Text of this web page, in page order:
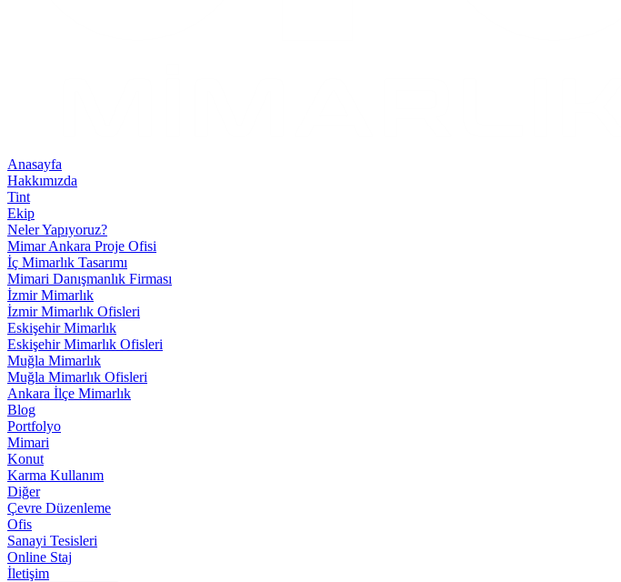
Anasayfa
Hakkımızda
Tint
Ekip
Neler Yapıyoruz?
Mimar Ankara Proje Ofisi
İç Mimarlık Tasarımı
Mimari Danışmanlık Firması
İzmir Mimarlık
İzmir Mimarlık Ofisleri
Eskişehir Mimarlık
Eskişehir Mimarlık Ofisleri
Muğla Mimarlık
Muğla Mimarlık Ofisleri
Ankara İlçe Mimarlık
Blog
Portfolyo
Mimari
Konut
Karma Kullanım
Diğer
Çevre Düzenleme
Ofis
Sanayi Tesisleri
Online Staj
İletişim